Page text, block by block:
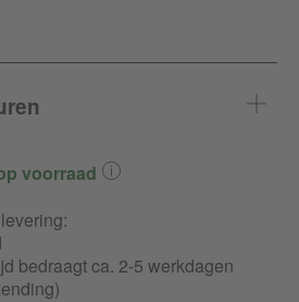
voorraad
bedraagt ca. 2-5 werkdagen